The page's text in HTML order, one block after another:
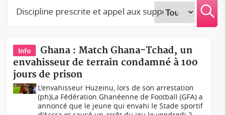
Info
Ghana : Match Ghana-Tchad, un
envahisseur de terrain condamné à 100
jours de prison
L'envahisseur Huzeinu, lors de son arrestation
(ph)La Fédération Ghanéenne de Football (GFA) a
annoncé que le jeune qui envahi le Stade sportif